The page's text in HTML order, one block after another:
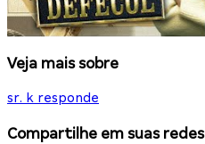
Veja mais sobre
sr. k responde
Compartilhe em suas redes